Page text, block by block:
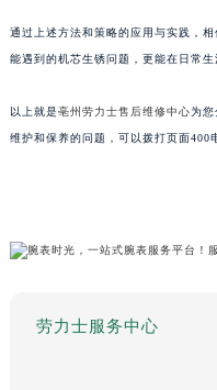
通过上述方法和策略的应用与实践，
能遇到的机芯生锈问题，更能在日常
以上就是亳州劳力士售后维修中心为
维护和保养的问题，可以拨打页面400
劳力士服务中心